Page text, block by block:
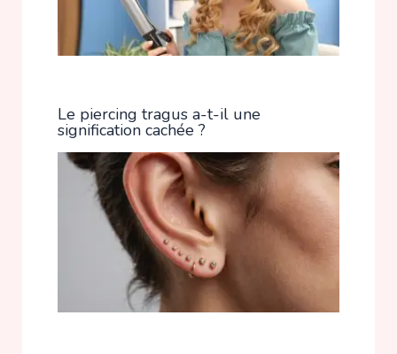
Le piercing tragus a-t-il une
signification cachée ?